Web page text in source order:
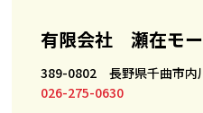
有限会社 瀬在モ
389-0802 長野県千曲市内
026-275-0630